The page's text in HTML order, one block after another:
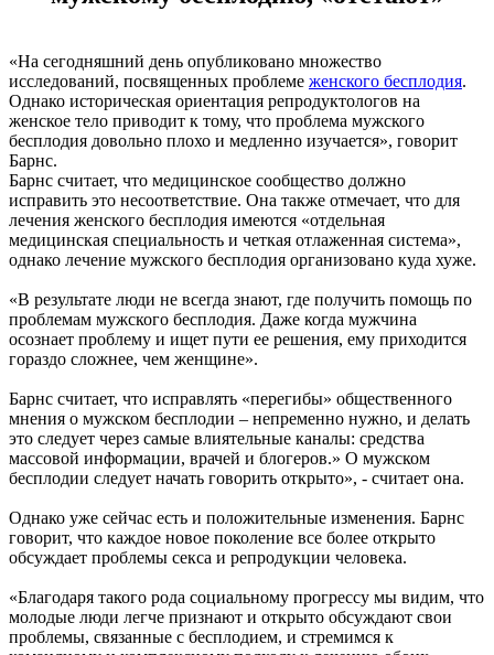
«На сегодняшний день опубликовано множество
исследований, посвященных проблеме женского бесплодия.
Однако историческая ориентация репродуктологов на
женское тело приводит к тому, что проблема мужского
бесплодия довольно плохо и медленно изучается», говорит
Барнс.
Барнс считает, что медицинское сообщество должно
исправить это несоответствие. Она также отмечает, что для
лечения женского бесплодия имеются «отдельная
медицинская специальность и четкая отлаженная система»,
однако лечение мужского бесплодия организовано куда хуже.
«В результате люди не всегда знают, где получить помощь по
проблемам мужского бесплодия. Даже когда мужчина
осознает проблему и ищет пути ее решения, ему приходится
гораздо сложнее, чем женщине».
Барнс считает, что исправлять «перегибы» общественного
мнения о мужском бесплодии – непременно нужно, и делать
это следует через самые влиятельные каналы: средства
массовой информации, врачей и блогеров.» О мужском
бесплодии следует начать говорить открыто», - считает она.
Однако уже сейчас есть и положительные изменения. Барнс
говорит, что каждое новое поколение все более открыто
обсуждает проблемы секса и репродукции человека.
«Благодаря такого рода социальному прогрессу мы видим, что
молодые люди легче признают и открыто обсуждают свои
проблемы, связанные с бесплодием, и стремимся к